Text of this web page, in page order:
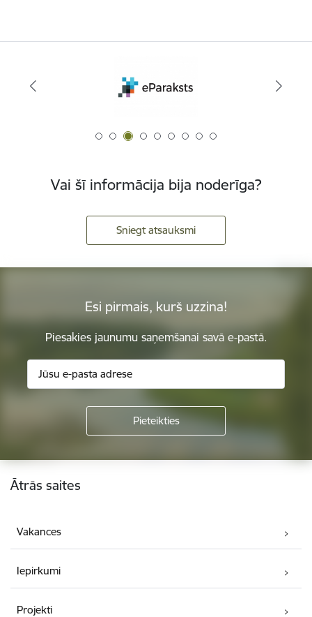
Vai šī informācija bija noderīga?
Sniegt atsauksmi
Esi pirmais, kurš uzzina!
Piesakies jaunumu saņemšanai savā e-pastā.
Kājene
Ātrās saites
Vakances
Iepirkumi
Projekti